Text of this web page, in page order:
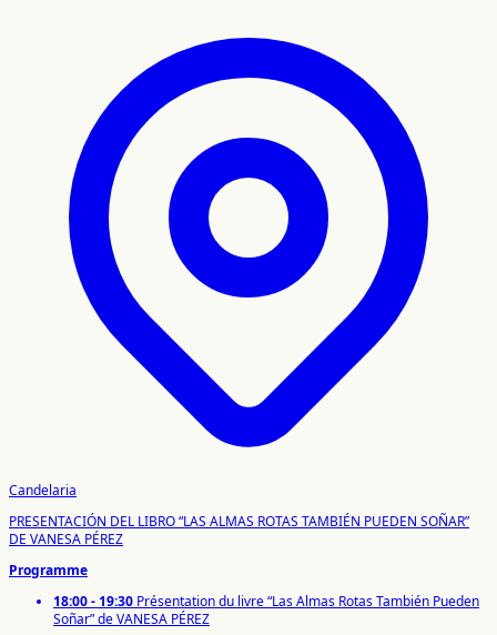
Candelaria
PRESENTACIÓN DEL LIBRO “LAS ALMAS ROTAS TAMBIÉN PUEDEN SOÑAR”
DE VANESA PÉREZ
Programme
18:00 - 19:30 Présentation du livre “Las Almas Rotas También Pueden
Soñar” de VANESA PÉREZ